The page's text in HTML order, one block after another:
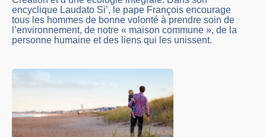
encyclique Laudato Si’, le pape François encourage
tous les hommes de bonne volonté à prendre soin de
l’environnement, de notre « maison commune », de la
personne humaine et des liens qui les unissent.